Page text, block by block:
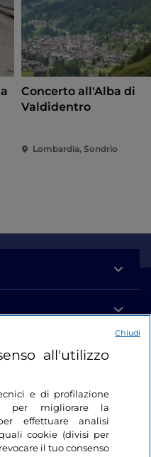
Concerto all'Alba di
Valdidentro
Lombardia, Sondrio
all'utilizzo
e di profilazione
per migliorare la
effettuare analisi
cookie (divisi per
il tuo consenso
Chiudi